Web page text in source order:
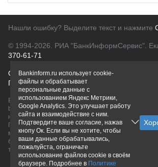
Нашли ошибку? Выделите текст и нажмите
© 1994-2026. РИА "БанкИнформСервис".
370-61-71
О проектеПолитика конфиденциальности
Правовая информацияДля рекламодателей
Вся информация о продуктах банков,
bankinform.ru, носит исключительно
не является публичной офертой, определяемой
ГК РФ. Информация не содержит точного и
может быть изменена. Конечные условия
банков или при личном обращении.
товарные знаки принадлежит их
Bankinform.ru использует cookie-
файлы и обрабатывает
персональные данные с
использованием Яндекс Метрики,
Google Analytics. Это улучшает работу
сайта и взаимодействие с ним.
Подтвердите ваше согласие, нажав
кнопу Ок. Если вы не хотите, чтобы
ваши данные обрабатывались,
пожалуйста, ограничьте
использование файлов cookie в своём
браузере. Подробнее в Политике